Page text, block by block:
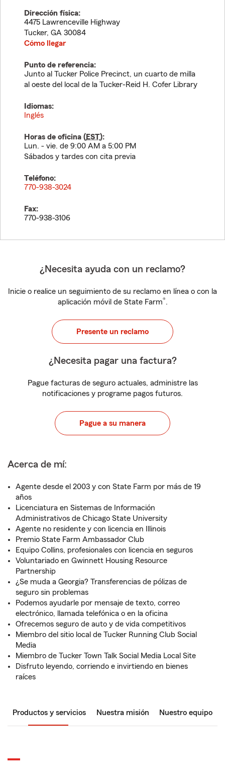
Dirección física:
4475 Lawrenceville Highway
Tucker, GA 30084
Cómo llegar
Punto de referencia:
Junto al Tucker Police Precinct, un cuarto de milla
al oeste del local de la Tucker-Reid H. Cofer Library
Idiomas:
Inglés
Horas de oficina (EST):
Lun. - vie. de 9:00 AM a 5:00 PM
Sábados y tardes con cita previa
Teléfono:
770-938-3024
Fax:
770-938-3106
¿Necesita ayuda con un reclamo?
Inicie o realice un seguimiento de su reclamo en línea o con la
aplicación móvil de State Farm®.
Presente un reclamo
¿Necesita pagar una factura?
Pague facturas de seguro actuales, administre las
notificaciones y programe pagos futuros.
Pague a su manera
Acerca de mí:
Agente desde el 2003 y con State Farm por más de 19
años
Licenciatura en Sistemas de Información
Administrativos de Chicago State University
Agente no residente y con licencia en Illinois
Premio State Farm Ambassador Club
Equipo Collins, profesionales con licencia en seguros
Voluntariado en Gwinnett Housing Resource
Partnership
¿Se muda a Georgia? Transferencias de pólizas de
seguro sin problemas
Podemos ayudarle por mensaje de texto, correo
electrónico, llamada telefónica o en la oficina
Ofrecemos seguro de auto y de vida competitivos
Miembro del sitio local de Tucker Running Club Social
Media
Miembro de Tucker Town Talk Social Media Local Site
Disfruto leyendo, corriendo e invirtiendo en bienes
raíces
Productos y servicios Nuestra misión Nuestro equipo